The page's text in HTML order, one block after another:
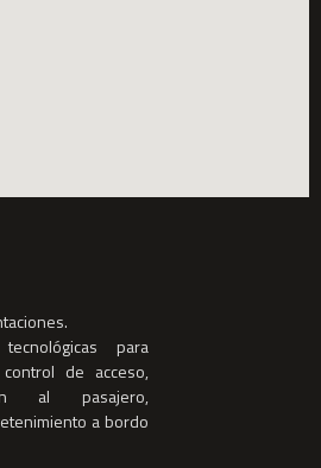
para
de acceso,
al pasajero,
a bordo